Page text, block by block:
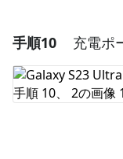
コメントを追加
手順10 充電ポ